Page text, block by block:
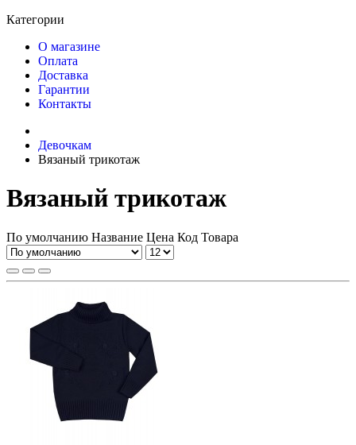
Категории
О магазине
Оплата
Доставка
Гарантии
Контакты
Девочкам
Вязаный трикотаж
Вязаный трикотаж
По умолчанию Название Цена Код Товара